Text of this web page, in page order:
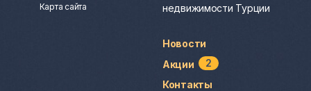
Карта сайта
недвижимости Турции
Новости
Акции
2
Контакты